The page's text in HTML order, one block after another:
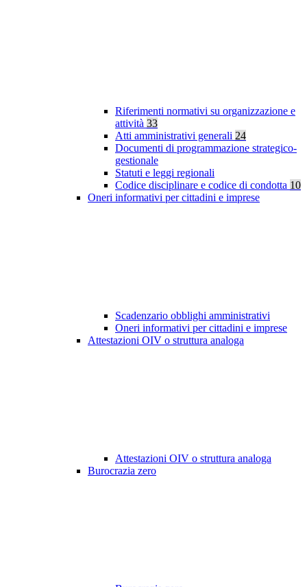
Riferimenti normativi su organizzazione e
attività 33
Atti amministrativi generali 24
Documenti di programmazione strategico-
gestionale
Statuti e leggi regionali
Codice disciplinare e codice di condotta 10
Oneri informativi per cittadini e imprese
Scadenzario obblighi amministrativi
Oneri informativi per cittadini e imprese
Attestazioni OIV o struttura analoga
Attestazioni OIV o struttura analoga
Burocrazia zero